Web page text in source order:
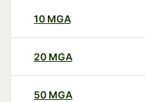
10 MGA
20 MGA
50 MGA